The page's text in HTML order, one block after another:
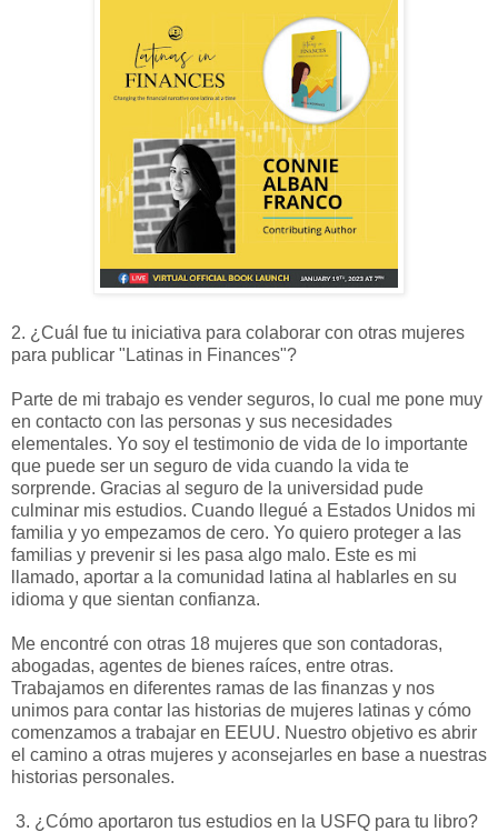
2. ¿Cuál fue tu iniciativa para colaborar con otras mujeres
para publicar "Latinas in Finances"?
Parte de mi trabajo es vender seguros, lo cual me pone muy
en contacto con las personas y sus necesidades
elementales. Yo soy el testimonio de vida de lo importante
que puede ser un seguro de vida cuando la vida te
sorprende. Gracias al seguro de la universidad pude
culminar mis estudios. Cuando llegué a Estados Unidos mi
familia y yo empezamos de cero. Yo quiero proteger a las
familias y prevenir si les pasa algo malo. Este es mi
llamado, aportar a la comunidad latina al hablarles en su
idioma y que sientan confianza.
Me encontré con otras 18 mujeres que son contadoras,
abogadas, agentes de bienes raíces, entre otras.
Trabajamos en diferentes ramas de las finanzas y nos
unimos para contar las historias de mujeres latinas y cómo
comenzamos a trabajar en EEUU. Nuestro objetivo es abrir
el camino a otras mujeres y aconsejarles en base a nuestras
historias personales.
3. ¿Cómo aportaron tus estudios en la USFQ para tu libro?